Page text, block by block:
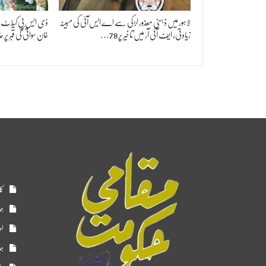
لاہور میں ذہنی معذور لڑکی سے اے ایس آئی کی مبینہ
زیادتی، ایف آئی آر میں تاخیر پر 78…
ڈی ایس پی کیڈٹ
خان سواتی کی قبر